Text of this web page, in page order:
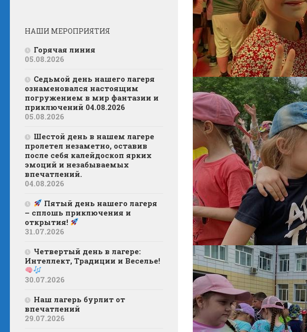
НАШИ МЕРОПРИЯТИЯ
Горячая линия
05.08.2026
Седьмой день нашего лагеря
ознаменовался настоящим
погружением в мир фантазии и
приключений 04.08.2026
05.08.2026
Шестой день в нашем лагере
пролетел незаметно, оставив
после себя калейдоскоп ярких
эмоций и незабываемых
впечатлений.
04.08.2026
Пятый день нашего лагеря
– сплошь приключения и
открытия!
31.07.2026
Четвертый день в лагере:
Интеллект, Традиции и Веселье!
30.07.2026
Наш лагерь бурлит от
впечатлений
29.07.2026